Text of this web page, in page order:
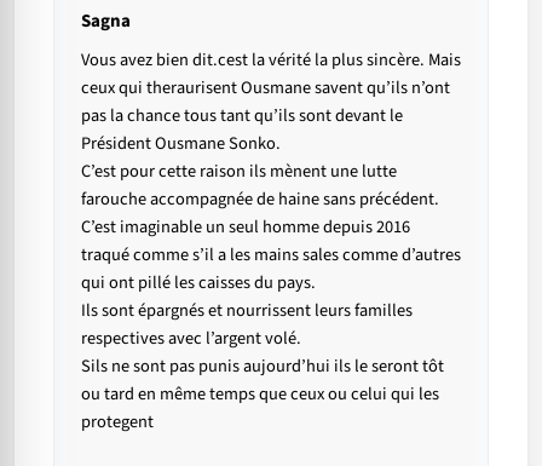
Sagna
Vous avez bien dit.cest la vérité la plus sincère. Mais
ceux qui theraurisent Ousmane savent qu’ils n’ont
pas la chance tous tant qu’ils sont devant le
Président Ousmane Sonko.
C’est pour cette raison ils mènent une lutte
farouche accompagnée de haine sans précédent.
C’est imaginable un seul homme depuis 2016
traqué comme s’il a les mains sales comme d’autres
qui ont pillé les caisses du pays.
Ils sont épargnés et nourrissent leurs familles
respectives avec l’argent volé.
Sils ne sont pas punis aujourd’hui ils le seront tôt
ou tard en même temps que ceux ou celui qui les
protegent